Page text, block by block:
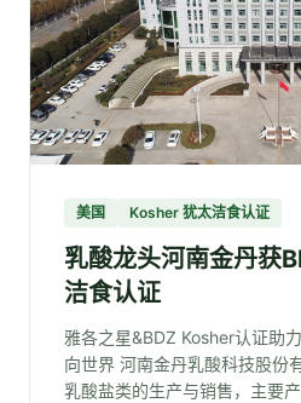
美国 Kosher 犹太洁食认证
乳酸龙头河南金丹获
洁食认证
雅各之星&BDZ Kosher认证助
向世界 河南金丹乳酸科技股份
乳酸盐类的生产与销售，主要